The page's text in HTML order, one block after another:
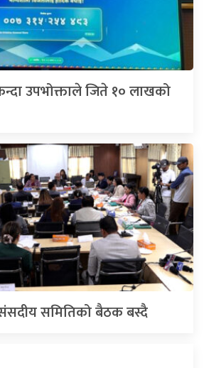
उपभोक्ताले जिते १० लाखको
समितिको बैठक बस्दै